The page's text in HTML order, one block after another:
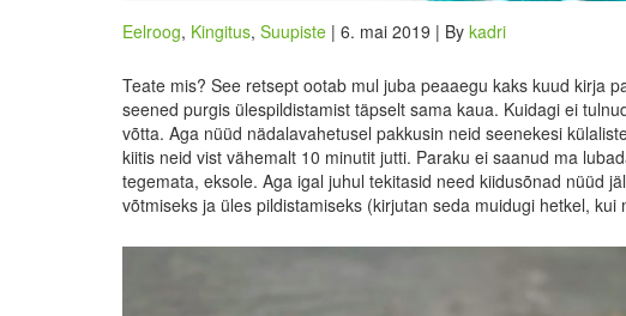
Eelroog, Kingitus, Suupiste | 6. mai 2019 | By kadri
Teate mis? See retsept ootab mul juba peaaegu kaks kuud kirja
seened purgis ülespildistamist täpselt sama kaua. Kuidagi ei
võtta. Aga nüüd nädalavahetusel pakkusin neid seenekesi
kiitis neid vist vähemalt 10 minutit jutti. Paraku ei saanud ma
tegemata, eksole. Aga igal juhul tekitasid need kiidusõnad nüüd
võtmiseks ja üles pildistamiseks (kirjutan seda muidugi hetkel,